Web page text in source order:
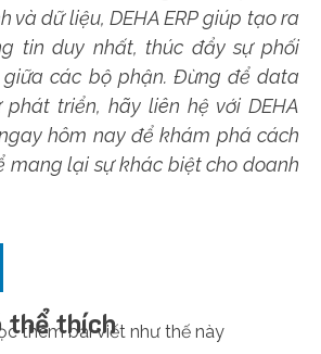
và dữ liệu, DEHA ERP giúp tạo ra
tin duy nhất, thúc đẩy sự phối
các bộ phận. Đừng để data
triển, hãy liên hệ với DEHA
hôm nay để khám phá cách
mang lại sự khác biệt cho doanh
thể thích
thêm bài viết như thế này